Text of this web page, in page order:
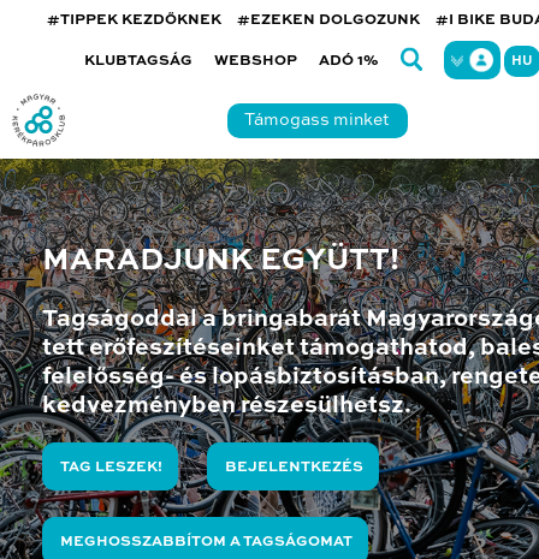
#TIPPEK KEZDŐKNEK #EZEKEN DOLGOZUNK #I BIKE
KLUBTAGSÁG WEBSHOP ADÓ 1% HU
Támogass minket
MARADJUNK EGYÜTT!
Tagságoddal a bringabarát
tett erőfeszítéseinket támogathatod,
felelősség- és lopásbiztosításban,
kedvezményben részesülhetsz.
TAG LESZEK! BEJELENTKEZÉS
MEGHOSSZABBÍTOM A TAGSÁGOMAT